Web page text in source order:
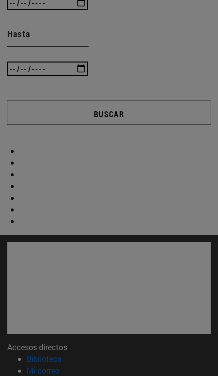
Hasta
BUSCAR
Accesos directos
Biblioteca
Mi correo(abre en nueva ventana)